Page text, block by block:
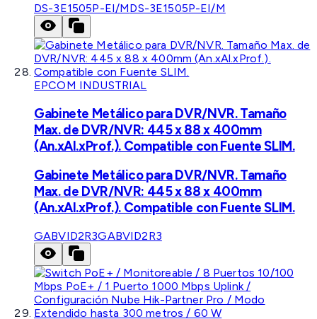
DS-3E1505P-EI/MDS-3E1505P-EI/M
EPCOM INDUSTRIAL
Gabinete Metálico para DVR/NVR. Tamaño
Max. de DVR/NVR: 445 x 88 x 400mm
(An.xAl.xProf.). Compatible con Fuente SLIM.
Gabinete Metálico para DVR/NVR. Tamaño
Max. de DVR/NVR: 445 x 88 x 400mm
(An.xAl.xProf.). Compatible con Fuente SLIM.
GABVID2R3GABVID2R3